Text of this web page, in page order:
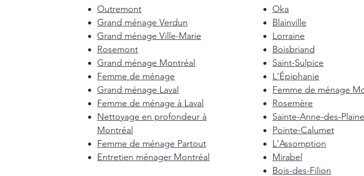
Outremont
Grand ménage Verdun
Grand ménage Ville-Marie
Rosemont
Grand ménage Montréal
Femme de ménage
Grand ménage Laval
Femme de ménage à Laval
Nettoyage en profondeur à
Montréal
Femme de ménage Partout
Entretien ménager Montréal
Oka
Blainville
Lorraine
Boisbriand
Saint-Sulpice
L'Épiphanie
Femme de ménage
Rosemère
Sainte-Anne-des-
Pointe-Calumet
L'Assomption
Mirabel
Bois-des-Filion